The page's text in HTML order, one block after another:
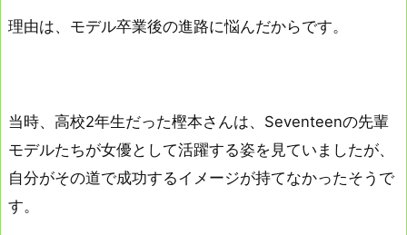
理由は、モデル卒業後の進路に悩んだからです。
当時、高校2年生だった樫本さんは、Seventeenの先輩
モデルたちが女優として活躍する姿を見ていましたが、
自分がその道で成功するイメージが持てなかったそうで
す。